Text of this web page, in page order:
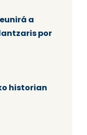
a
por
historian